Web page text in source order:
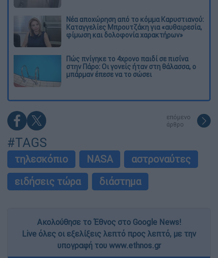
Νέα αποχώρηση από το κόμμα Καρυστιανού:
Καταγγελίες Μπρουτζάκη για «αυθαιρεσία,
φίμωση και δολοφονία χαρακτήρων»
Πώς πνίγηκε το 4χρονο παιδί σε πισίνα
στην Πάρο: Οι γονείς ήταν στη θάλασσα, ο
μπάρμαν έπεσε να το σώσει
επόμενο
άρθρο
#TAGS
τηλεσκόπιο NASA
αστροναύτες
ειδήσεις τώρα
διάστημα
Ακολούθησε το Έθνος στο Google News!
Live όλες οι εξελίξεις λεπτό προς λεπτό, με την
υπογραφή του www.ethnos.gr